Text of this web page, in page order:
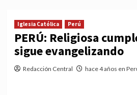
Iglesia Católica Perú
PERÚ: Religiosa
sigue evangelizando
Redacción Central hace 4 años en